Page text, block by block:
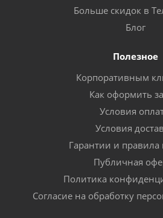
Больше скидок в
Блог
Полезное
Корпоративным
Как оформить
Условия
Условия
Гарантии и правила
Публичная
Политика
Согласие на обработку